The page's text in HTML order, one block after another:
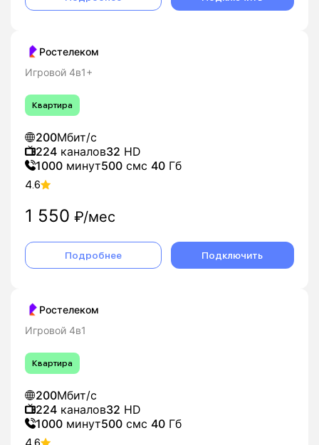
Ростелеком
Игровой 4в1+
Квартира
200Мбит/с
224 каналов32 HD
1000 минут500 смс 40 Гб
4.6
1 550 ₽/мес
Подробнее Подключить
Ростелеком
Игровой 4в1
Квартира
200Мбит/с
224 каналов32 HD
1000 минут500 смс 40 Гб